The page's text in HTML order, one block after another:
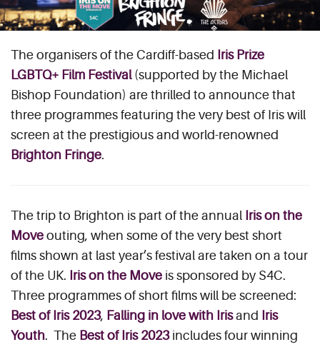
The organisers of the Cardiff-based Iris Prize
LGBTQ+ Film Festival(supported by the Michael
Bishop Foundation) are thrilled to announce that
three programmes featuring the very best of Iris will
screen at the prestigious and world-renowned
Brighton Fringe.
The trip to Brighton is part of the annual Iris on the
Move outing, when some of the very best short
films shown at last year’s festival are taken on a tour
of the UK. Iris on the Move is sponsored by S4C.
Three programmes of short films will be screened:
Best of Iris 2023, Falling in love with Irisand Iris
Youth. The Best of Iris 2023includes four winning